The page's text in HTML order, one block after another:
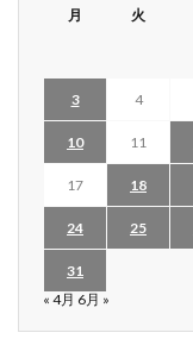
月 火
3 4
10 11
17 18
24 25
31
« 4月 6月 »